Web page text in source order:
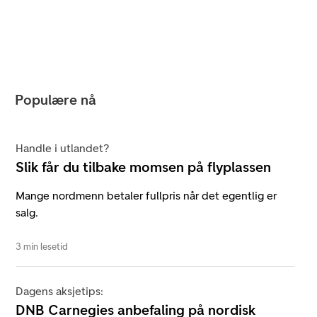
Populære nå
Handle i utlandet?
Slik får du tilbake momsen på flyplassen
Mange nordmenn betaler fullpris når det egentlig er
salg.
3 min lesetid
Dagens aksjetips:
DNB Carnegies anbefaling på nordisk